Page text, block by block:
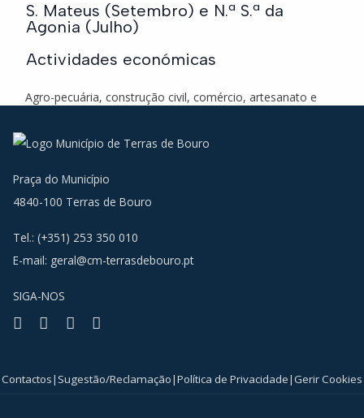
S. Mateus (Setembro) e N.ª S.ª da
Agonia (Julho)
Actividades económicas
Agro-pecuária, construção civil, comércio, artesanato e
Praça do Município
4840-100 Terras de Bouro
Tel.: (+351) 253 350 010
E-mail: geral@cm-terrasdebouro.pt
SIGA-NOS
Facebook
Youtube
Instagram
Contactos| Sugestão/Reclamação|Política de Privacidade|Gerir Cookies